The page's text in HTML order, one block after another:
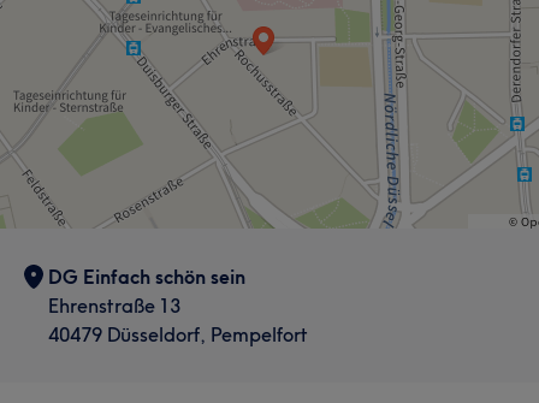
DG Einfach schön sein
Ehrenstraße 13
40479 Düsseldorf, Pempelfort